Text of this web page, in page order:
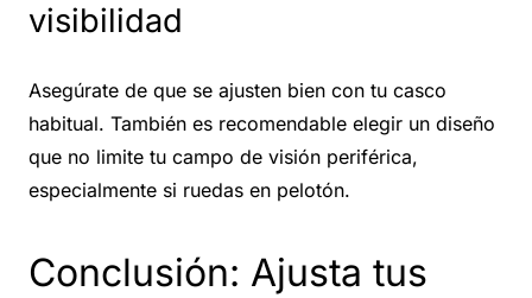
visibilidad
Asegúrate de que se ajusten bien con tu casco
habitual. También es recomendable elegir un diseño
que no limite tu campo de visión periférica,
especialmente si ruedas en pelotón.
Conclusión: Ajusta tus